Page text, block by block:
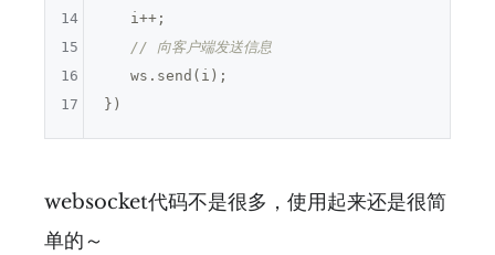
   i++;
// 向客户端发送信息
   ws.send(i);
})
14
15
16
17
websocket代码不是很多，使用起来还是很简
单的～